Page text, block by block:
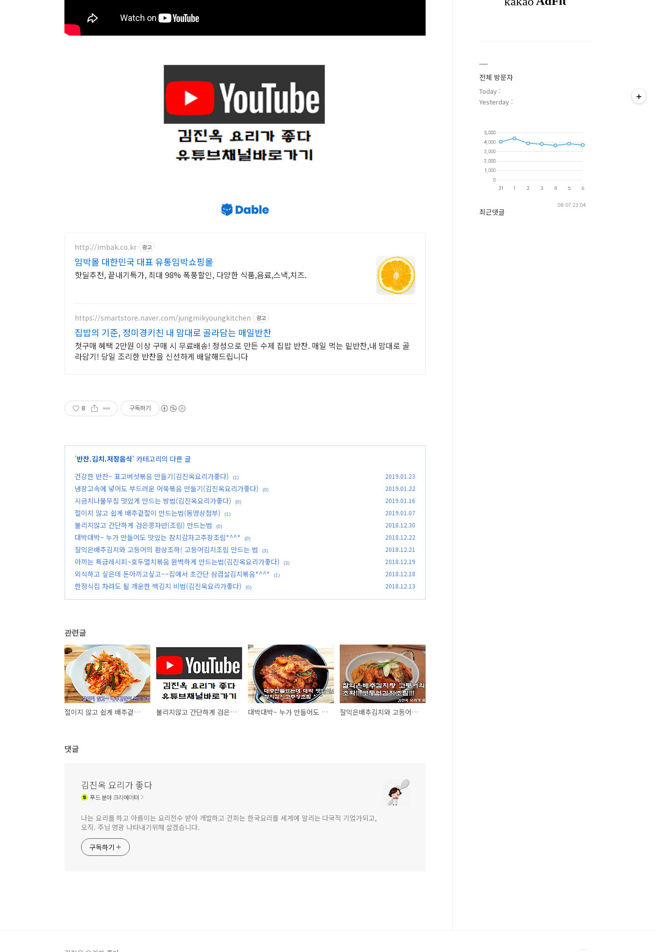
http://imbak.co.kr 광고
임박몰 대한민국 대표 유통임박쇼핑몰
핫딜추천, 끝내기특가, 최대 98% 폭풍할인, 다양한 식품,음료,스낵,치즈.
https://smartstore.naver.com/jungmikyoungkitchen 광고
집밥의 기준, 정미경키친 내 맘대로 골라담는 매일반찬
첫구매 혜택 2만원 이상 구매 시 무료배송! 정성으로 만든 수제 집밥 반찬. 매일 먹는 밑반찬,내 맘대로 골
라담기! 당일 조리한 반찬을 신선하게 배달해드립니다
8 구독하기
'반찬.김치.저장음식' 카테고리의 다른 글
건강한 반찬~ 표고버섯볶음 만들기(김진옥요리가좋다)
(1) 2019.01.23
냉장고속에 넣어도 부드러운 어묵볶음 만들기(김진옥요리가좋다) (0) 2019.01.22
시금치나물무침 맛있게 만드는 방법(김진옥요리가좋다) (0) 2019.01.16
절이지 않고 쉽게 배추겉절이 만드는법(동영상첨부) (1) 2019.01.07
불리지않고 간단하게 검은콩자반(조림) 만드는법 (0) 2018.12.30
대박대박~ 누가 만들어도 맛있는 참치감자고추장조림*^^* (0) 2018.12.22
잘익은배추김치와 고등어의 환상조하! 고등어김치조림 만드는 법 (3) 2018.12.21
아끼는 특급레시피~호두멸치볶음 완벽하게 만드는법(김진옥요리가좋다) (3) 2018.12.19
외식하고 싶은데 돈아끼고싶고~~집에서 초간단 삼겹살김치볶음*^^* (1) 2018.12.18
한정식집 차려도 될 개운한 백김치 비법(김진옥요리가좋다) (0) 2018.12.13
관련글
절이지 않고 쉽게 배추겉절이 만드는법(동영상첨부) 불리지않고 간단하게 검은콩자반(조림) 만드는법 대박대박~ 누가 만들어도 맛있는 참치감자고추장조림*^^* 잘익은배추김치와 고등어의 환상조하! 고등어김치조림 만드는 법
댓글
김진옥 요리가 좋다
푸드분야 크리에이터
나는 요리를 하고 아름이는 요리전수 받아 개발하고 건희는 한국요리를 세계에 알리는 다국적 기업가되고,
오직. 주님 영광 나타내기위해 살겠습니다.
구독하기
전체 방문자
Today :
Yesterday :
08-07 23:04
최근댓글